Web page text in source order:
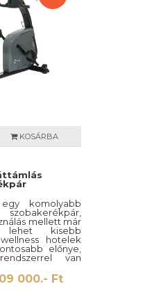
KOSÁRBA
komolyabb
mellett már
lehet kisebb
hotelek
előnye,
van
mi
így még
000.- Ft